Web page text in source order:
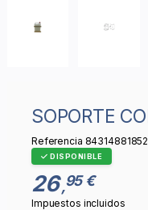
SOPORTE
Referencia
DISPONIBLE
26 ,95 €
Impuestos incluidos